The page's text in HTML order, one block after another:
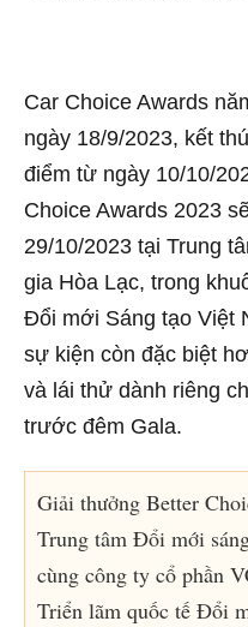
Car Choice Awards
ngày 18/9/2023, kết
điểm từ ngày 10/10/
Choice Awards 2023
29/10/2023 tại Trung
gia Hòa Lạc, trong
Đổi mới Sáng tạo Việt
sự kiện còn đặc biệt
và lái thử dành riêng
trước đêm Gala.
Giải thưởng Better
Trung tâm Đổi mới
cùng công ty cổ phần
Triển lãm quốc tế Đổi